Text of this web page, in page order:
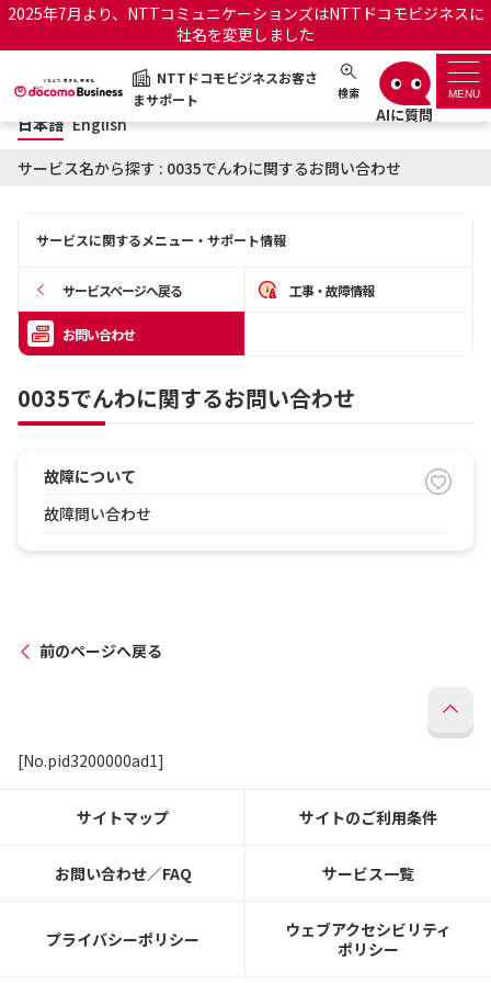
2025年7月より、NTTコミュニケーションズはNTTドコモビジネスに
社名を変更しました
NTTドコモビジネスお客さ
まサポート
検索 MENU
NTTドコモビジネスお客さまサポート 日本語 English
サポートトップ
お知らせ
OCNのお客さまはこちら
ビス
日本語 English
サービス名から探す : 0035でんわに関するお問い合わせ
サービスに関するメニュー・サポート情報
サービスページへ戻る 工事・故障情報
お問い合わせ
0035でんわに関するお問い合わせ
故障について
故障問い合わせ
前のページへ戻る
[No.pid3200000ad1]
サイトマップ サイトのご利用条件
お問い合わせ／FAQ サービス一覧
プライバシーポリシー
ウェブアクセシビリティ
ポリシー